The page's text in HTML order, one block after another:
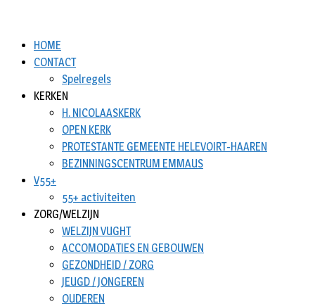
HOME
CONTACT
Spelregels
KERKEN
H. NICOLAASKERK
OPEN KERK
PROTESTANTE GEMEENTE HELEVOIRT-HAAREN
BEZINNINGSCENTRUM EMMAUS
V55+
55+ activiteiten
ZORG/WELZIJN
WELZIJN VUGHT
ACCOMODATIES EN GEBOUWEN
GEZONDHEID / ZORG
JEUGD / JONGEREN
OUDEREN